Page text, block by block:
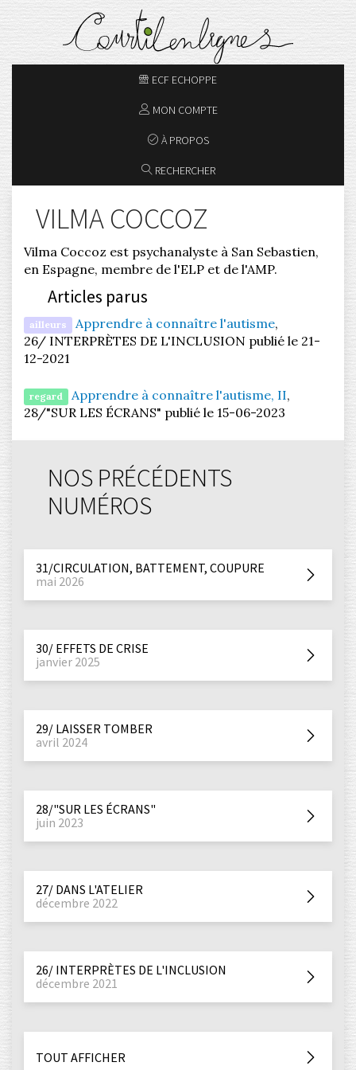
ECF ECHOPPE
MON COMPTE
À PROPOS
RECHERCHER
VILMA COCCOZ
Vilma Coccoz est psychanalyste à San Sebastien,
en Espagne, membre de l'ELP et de l'AMP.
Articles parus
ailleurs Apprendre à connaître l'autisme,
26/ INTERPRÈTES DE L'INCLUSION publié le 21-
12-2021
regard Apprendre à connaître l'autisme, II,
28/"SUR LES ÉCRANS" publié le 15-06-2023
NOS PRÉCÉDENTS
NUMÉROS
31/CIRCULATION, BATTEMENT, COUPURE
mai 2026
30/ EFFETS DE CRISE
janvier 2025
29/ LAISSER TOMBER
avril 2024
28/"SUR LES ÉCRANS"
juin 2023
27/ DANS L'ATELIER
décembre 2022
26/ INTERPRÈTES DE L'INCLUSION
décembre 2021
TOUT AFFICHER